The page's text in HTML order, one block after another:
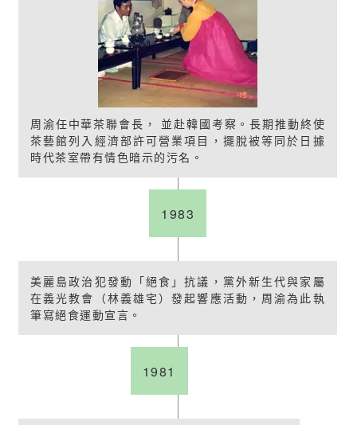
周渝任中華茶聯會長， 並赴韓國考察。長期推動終使
茶藝館列入經濟部許可營業項目，擺脫被等同於日據
時代茶室帶有情色暗示的污名。
1983
美麗島政治犯發動「絕食」抗議，黨外新生代與家屬
在義光教會（林義雄宅）發起響應活動，周渝為此執
筆寫絕食運動宣言。
1981